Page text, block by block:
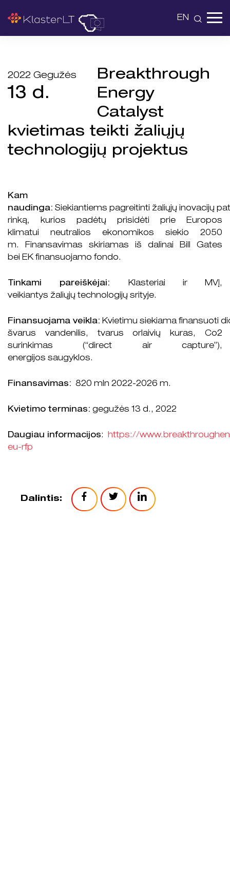
EN
2022 Gegužės
13 d.
Breakthrough
Energy
Catalyst
kvietimas teikti žaliųjų
technologijų projektus
Kam
naudinga: Siekiantiems pagreitinti žaliųjų inovacijų
rinką, kurios padėtų prisidėti prie Europos
klimatui neutralios ekonomikos siekio 2050
m. Finansavimas skiriamas iš dalinai Bill Gates
bei EK finansuojamo fondo.
Tinkami pareiškėjai: Klasteriai ir MVĮ,
veikiantys žaliųjų technologijų srityje.
Finansuojama veikla: Kvietimu siekiama finansuoti
švarus vandenilis, tvarus orlaivių kuras, Co2
surinkimas (“direct air capture”),
energijos saugyklos.
Finansavimas: 820 mln 2022-2026 m.
Kvietimo terminas: gegužės 13 d., 2022
Daugiau informacijos: https://
eu-rfp
Dalintis: